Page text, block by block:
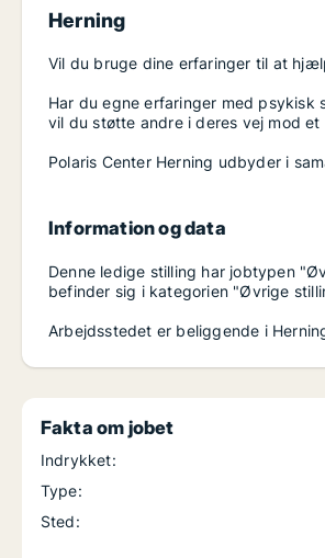
Herning
Vil du bruge dine erfaringer til at
Har du egne erfaringer med psykisk
vil du støtte andre i deres vej mod et
Polaris Center Herning udbyder i
Information og data
Denne ledige stilling har jobtypen
befinder sig i kategorien "Øvrige
Arbejdsstedet er beliggende i
Fakta om jobet
Indrykket:
Type:
Sted: